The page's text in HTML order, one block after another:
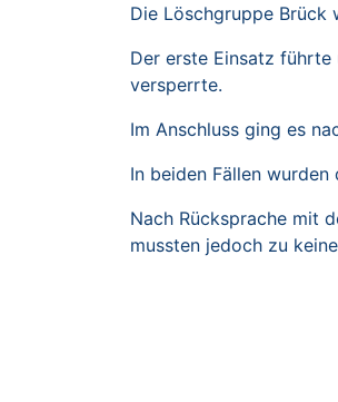
Die Löschgruppe Brück
Der erste Einsatz führte
versperrte.
Im Anschluss ging es
In beiden Fällen
Nach Rücksprache mit
mussten jedoch zu